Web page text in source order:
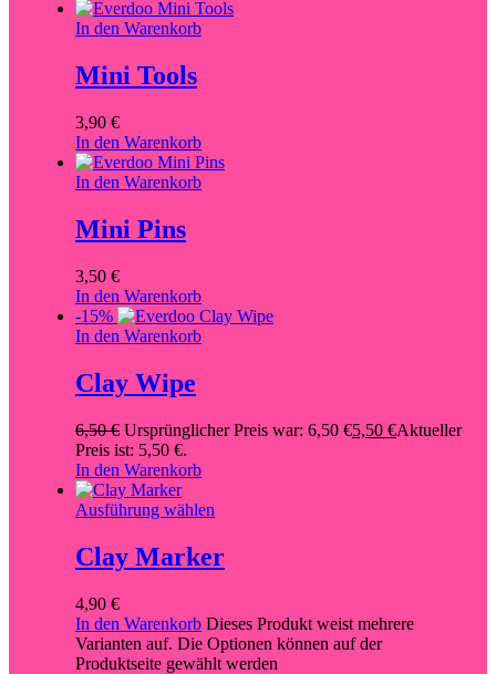
In den Warenkorb
Mini Tools
3,90 €
In den Warenkorb
In den Warenkorb
Mini Pins
3,50 €
In den Warenkorb
-15%
In den Warenkorb
Clay Wipe
6,50€ Ursprünglicher Preis war: 6,50 €5,50 €Aktueller
Preis ist: 5,50 €.
In den Warenkorb
Ausführung wählen
Clay Marker
4,90 €
In den Warenkorb Dieses Produkt weist mehrere
Varianten auf. Die Optionen können auf der
Produktseite gewählt werden